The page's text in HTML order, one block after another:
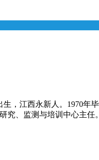
生，江西永新人。1970年
究、监测与培训中心主任